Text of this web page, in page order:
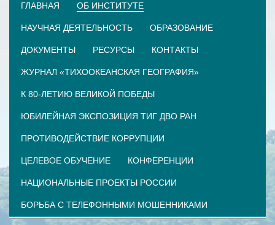
ГЛАВНАЯ ОБ ИНСТИТУТЕ
НАУЧНАЯ ДЕЯТЕЛЬНОСТЬ ОБРАЗОВАНИЕ
ДОКУМЕНТЫ РЕСУРСЫ КОНТАКТЫ
ЖУРНАЛ «ТИХООКЕАНСКАЯ ГЕОГРАФИЯ»
К 80-ЛЕТИЮ ВЕЛИКОЙ ПОБЕДЫ
ЮБИЛЕЙНАЯ ЭКСПОЗИЦИЯ ТИГ ДВО РАН
ПРОТИВОДЕЙСТВИЕ КОРРУПЦИИ
ЦЕЛЕВОЕ ОБУЧЕНИЕ КОНФЕРЕНЦИИ
НАЦИОНАЛЬНЫЕ ПРОЕКТЫ РОССИИ
БОРЬБА С ТЕЛЕФОННЫМИ МОШЕННИКАМИ